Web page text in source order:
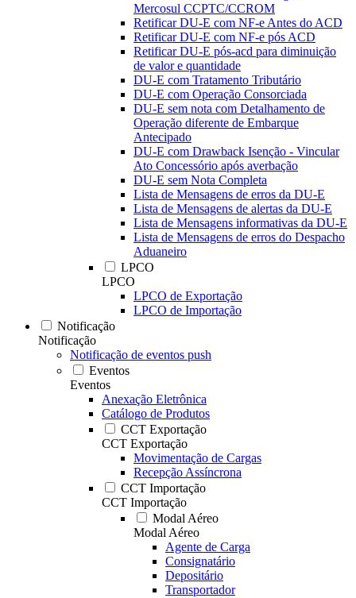
Mercosul CCPTC/CCROM
Retificar DU-E com NF-e Antes do ACD
Retificar DU-E com NF-e pós ACD
Retificar DU-E pós-acd para diminuição
de valor e quantidade
DU-E com Tratamento Tributário
DU-E com Operação Consorciada
DU-E sem nota com Detalhamento de
Operação diferente de Embarque
Antecipado
DU-E com Drawback Isenção - Vincular
Ato Concessório após averbação
DU-E sem Nota Completa
Lista de Mensagens de erros da DU-E
Lista de Mensagens de alertas da DU-E
Lista de Mensagens informativas da DU-E
Lista de Mensagens de erros do Despacho
Aduaneiro
LPCO
LPCO
LPCO de Exportação
LPCO de Importação
Notificação
Notificação
Notificação de eventos push
Eventos
Eventos
Anexação Eletrônica
Catálogo de Produtos
CCT Exportação
CCT Exportação
Movimentação de Cargas
Recepção Assíncrona
CCT Importação
CCT Importação
Modal Aéreo
Modal Aéreo
Agente de Carga
Consignatário
Depositário
Transportador